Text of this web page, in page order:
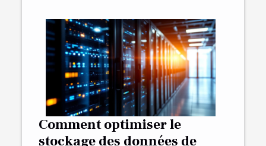
Comment optimiser le
stockage des données de